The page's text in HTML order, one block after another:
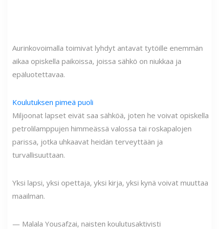
Aurinkovoimalla toimivat lyhdyt antavat tytöille enemmän
aikaa opiskella paikoissa, joissa sähkö on niukkaa ja
epäluotettavaa.
Koulutuksen pimeä puoli
Miljoonat lapset eivät saa sähköä, joten he voivat opiskella
petrolilamppujen himmeässä valossa tai roskapalojen
parissa, jotka uhkaavat heidän terveyttään ja
turvallisuuttaan.
Yksi lapsi, yksi opettaja, yksi kirja, yksi kynä voivat muuttaa
maailman.
— Malala Yousafzai, naisten koulutusaktivisti